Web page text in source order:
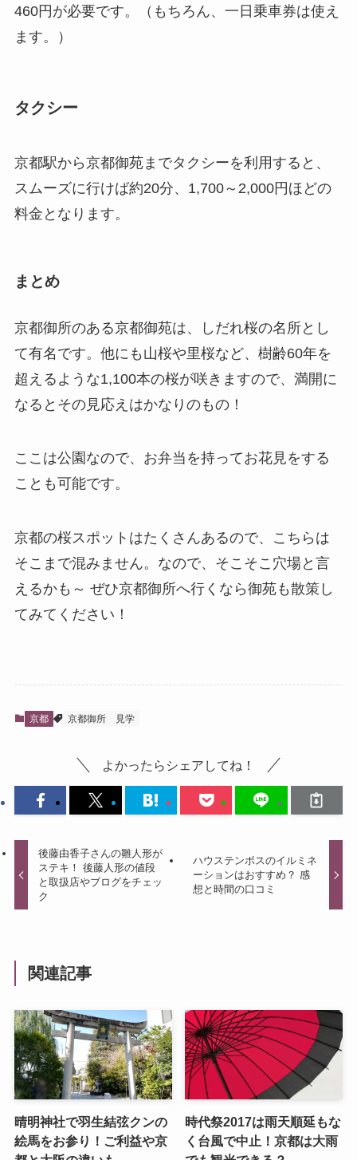
460円が必要です。（もちろん、一日乗車券は使え
ます。）
タクシー
京都駅から京都御苑までタクシーを利用すると、
スムーズに行けば約20分、1,700～2,000円ほどの
料金となります。
まとめ
京都御所のある京都御苑は、 しだれ桜の名所とし
て有名です。他にも山桜や里桜など、樹齢60年を
超えるような1,100本の桜が咲きますので、満開に
なるとその見応えはかなりのもの！
ここは公園なので、お弁当を持ってお花見をする
ことも可能です。
京都の桜スポットはたくさんあるので、こちらは
そこまで混みません。なので、そこそこ穴場と言
えるかも～ ぜひ京都御所へ行くなら御苑も散策し
てみてください！
京都 京都御所 見学
よかったらシェアしてね！
後藤由香子さんの雛人形が
ステキ！ 後藤人形の値段
と取扱店やブログをチェッ
ク
ハウステンボスのイルミネ
ーションはおすすめ？ 感
想と時間の口コミ
関連記事
晴明神社で羽生結弦クンの
絵馬をお参り！ご利益や京
時代祭2017は雨天順延もな
く台風で中止！京都は大雨